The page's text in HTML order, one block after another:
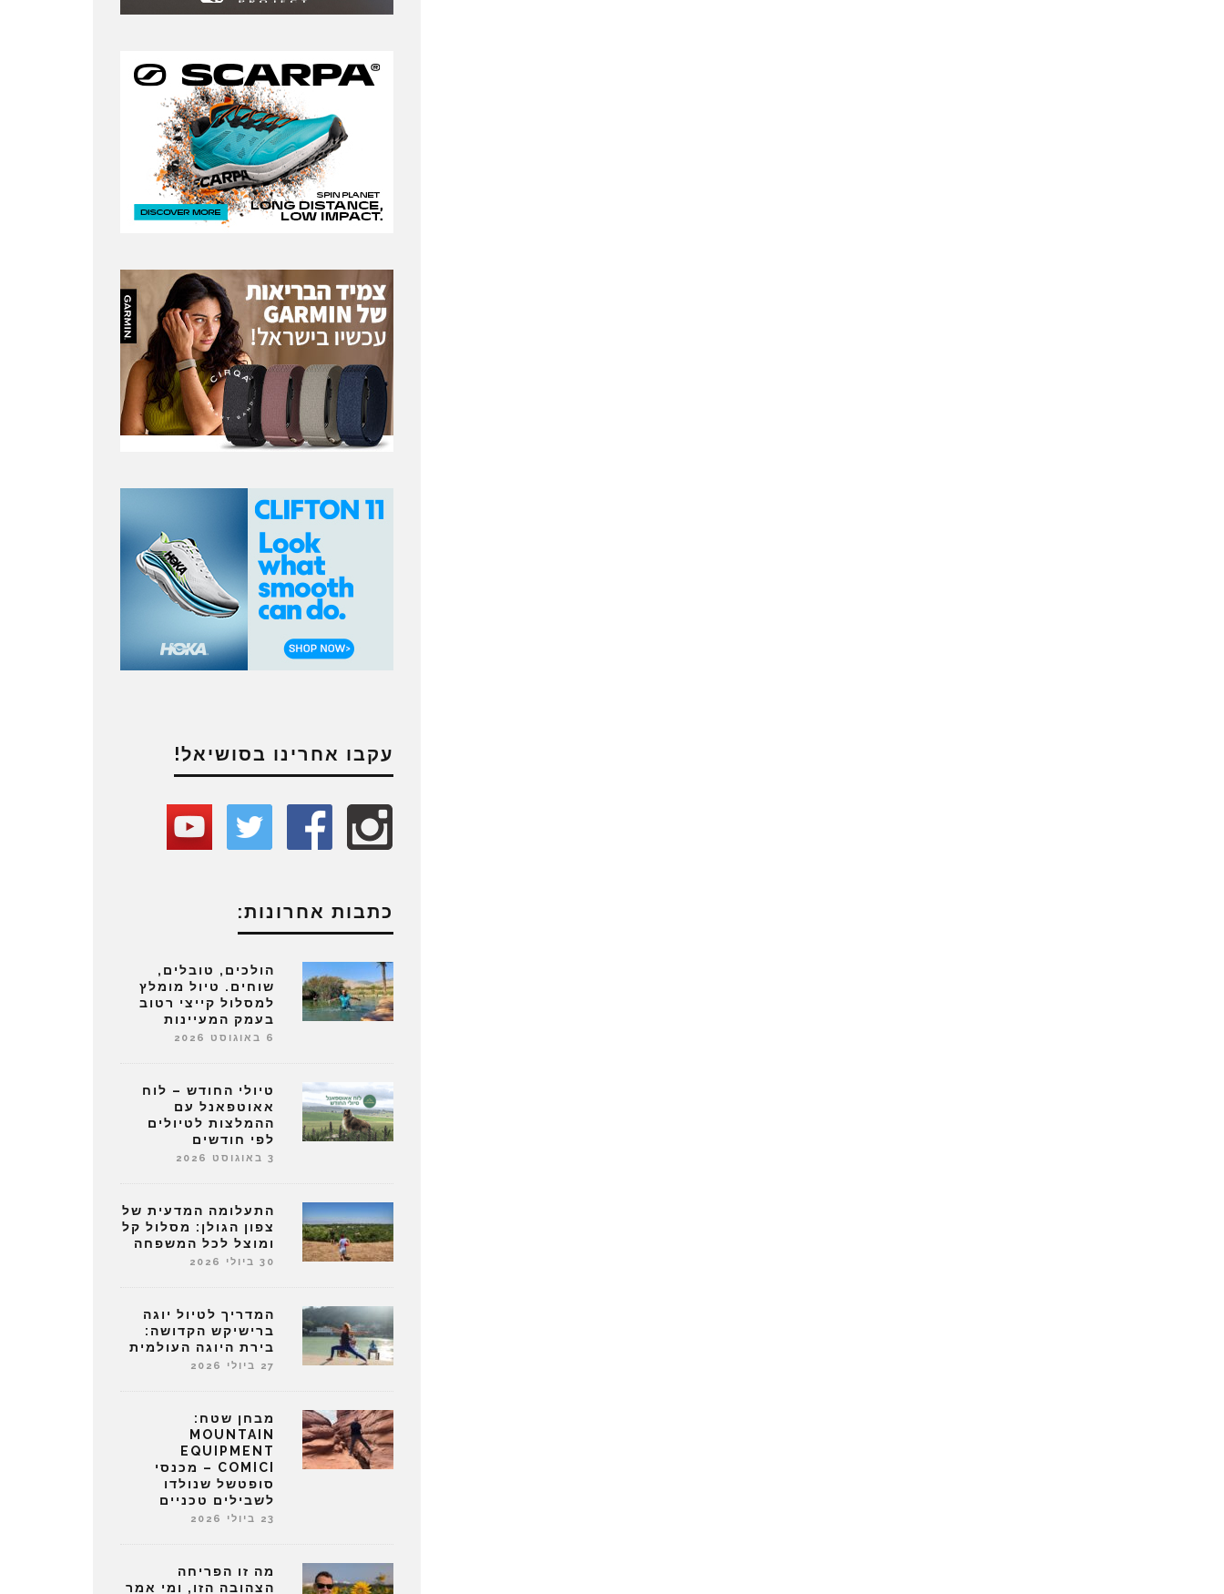
עקבו אחרינו בסושיאל!
כתבות אחרונות:
הולכים, טובלים,
שוחים. טיול מומלץ
למסלול קייצי רטוב
בעמק המעיינות
6 באוגוסט 2026
טיולי החודש – לוח
אאוטפאנל עם
ההמלצות לטיולים
לפי חודשים
3 באוגוסט 2026
התעלומה המדעית של
צפון הגולן: מסלול קל
ומוצל לכל המשפחה
30 ביולי 2026
המדריך לטיול יוגה
ברישיקש הקדושה:
בירת היוגה העולמית
27 ביולי 2026
מבחן שטח:
MOUNTAIN
EQUIPMENT
COMICI – מכנסי
סופטשל שנולדו
לשבילים טכניים
23 ביולי 2026
מה זו הפריחה
הצהובה הזו, ומי אמר